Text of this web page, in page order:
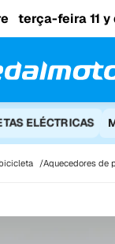
terça-feira 11
ELÉCTRICAS
Aquecedores de